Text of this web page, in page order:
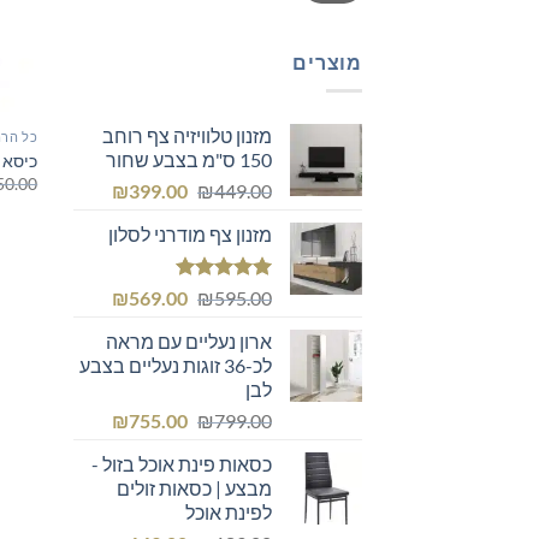
מוצרים
מזנון טלוויזיה צף רוחב
150 ס"מ בצבע שחור
₪449.00
המחיר
היה:
₪449.00.
₪399.00
המחיר
הוא:מזנון צף מודרני לסלון
דורג5.00
₪595.00
המחיר
היה:
₪595.00.
₪569.00
המחיר
הוא:
₪569.00.
ארון נעליים עם מראה
לכ-36 זוגות נעליים בצבע
לבן
₪799.00
המחיר
היה:
₪799.00.
₪755.00
המחיר
הוא:
כסאות פינת אוכל בזול -
מבצע | כסאות זולים
לפינת אוכל
כל